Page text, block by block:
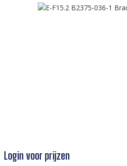
Afbeeldingengalerij overslaan
Login voor prijzen